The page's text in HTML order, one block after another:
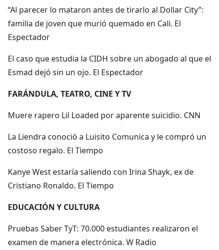
“Al parecer lo mataron antes de tirarlo al Dollar City”:
familia de joven que murió quemado en Cali. El
Espectador
El caso que estudia la CIDH sobre un abogado al que el
Esmad dejó sin un ojo. El Espectador
FARÁNDULA, TEATRO, CINE Y TV
Muere rapero Lil Loaded por aparente suicidio. CNN
La Liendra conoció a Luisito Comunica y le compró un
costoso regalo. El Tiempo
Kanye West estaría saliendo con Irina Shayk, ex de
Cristiano Ronaldo. El Tiempo
EDUCACIÓN Y CULTURA
Pruebas Saber TyT: 70.000 estudiantes realizaron el
examen de manera electrónica. W Radio